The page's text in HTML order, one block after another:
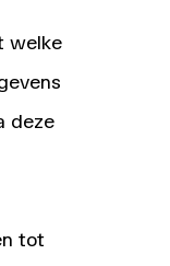
welke
deze
tot